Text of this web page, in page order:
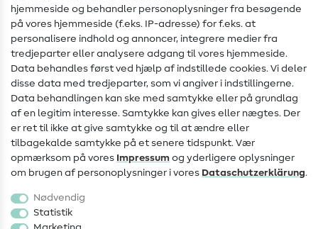
Hjælp & kontakt
Kontakt
Information om ændring af operatør
FAQ
Fortrydelsesret
Populært
Sytilbehør
hjemmeside og behandler personoplysninger fra besøgende
på vores hjemmeside (f.eks. IP-adresse) for f.eks. at
personalisere indhold og annoncer, integrere medier fra
tredjeparter eller analysere adgang til vores hjemmeside.
Data behandles først ved hjælp af indstillede cookies. Vi deler
disse data med tredjeparter, som vi angiver i indstillingerne.
Data behandlingen kan ske med samtykke eller på grundlag
af en legitim interesse. Samtykke kan gives eller nægtes. Der
er ret til ikke at give samtykke og til at ændre eller
tilbagekalde samtykke på et senere tidspunkt. Vær
opmærksom på vores Impressum og yderligere oplysninger
om brugen af personoplysninger i vores Data­schutz­erklärung.
Nødvendig
Statistik